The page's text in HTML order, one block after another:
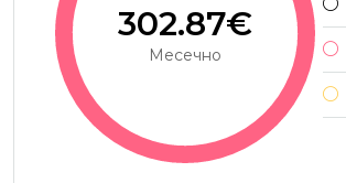
302.87€
Месечно